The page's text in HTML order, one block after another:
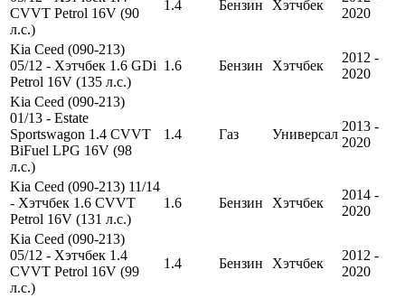
CVVT Petrol 16V (90
л.с.)
1.4 Бензин Хэтчбек
2020
Kia Ceed (090-213)
05/12 - Хэтчбек 1.6 GDi
Petrol 16V (135 л.с.)
1.6 Бензин Хэтчбек
2012 -
2020
Kia Ceed (090-213)
01/13 - Estate
Sportswagon 1.4 CVVT
BiFuel LPG 16V (98
л.с.)
1.4 Газ Универсал
2013 -
2020
Kia Ceed (090-213) 11/14
- Хэтчбек 1.6 CVVT
Petrol 16V (131 л.с.)
1.6 Бензин Хэтчбек
2014 -
2020
Kia Ceed (090-213)
05/12 - Хэтчбек 1.4
CVVT Petrol 16V (99
л.с.)
1.4 Бензин Хэтчбек
2012 -
2020